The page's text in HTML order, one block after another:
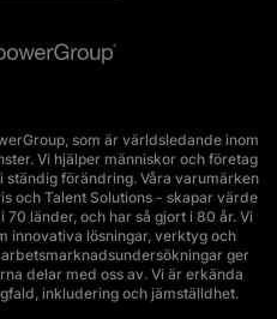
som är världsledande inom
Vi hjälper människor och företag
förändring. Våra varumärken
och Talent Solutions - skapar värde
länder, och har så gjort i 80 år. Vi
innovativa lösningar, verktyg och
ger
delar med oss av. Vi är erkända
inkludering och jämställdhet.